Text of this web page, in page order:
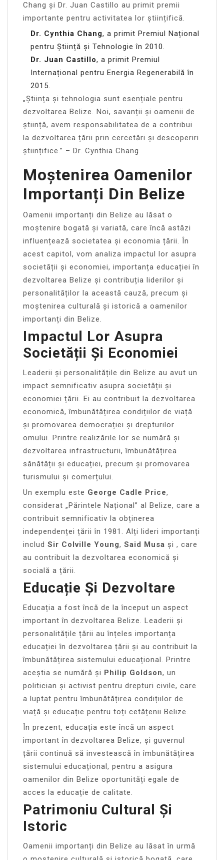
Chang și Dr. Juan Castillo au primit premii
importante pentru activitatea lor științifică.
Dr. Cynthia Chang, a primit Premiul Național
pentru Știință și Tehnologie în 2010.
Dr. Juan Castillo, a primit Premiul
Internațional pentru Energia Regenerabilă în
2015.
„Știința și tehnologia sunt esențiale pentru
dezvoltarea Belize. Noi, savanții și oamenii de
știință, avem responsabilitatea de a contribui
la dezvoltarea țării prin cercetări și descoperiri
științifice.” – Dr. Cynthia Chang
Moștenirea Oamenilor
Importanți Din Belize
Oamenii importanți din Belize au lăsat o
moștenire bogată și variată, care încă astăzi
influențează societatea și economia țării. În
acest capitol, vom analiza impactul lor asupra
societății și economiei, importanța educației în
dezvoltarea Belize și contribuția liderilor și
personalităților la această cauză, precum și
moștenirea culturală și istorică a oamenilor
importanți din Belize.
Impactul Lor Asupra
Societății Și Economiei
Leaderii și personalitățile din Belize au avut un
impact semnificativ asupra societății și
economiei țării. Ei au contribuit la dezvoltarea
economică, îmbunătățirea condițiilor de viață
și promovarea democrației și drepturilor
omului. Printre realizările lor se numără și
dezvoltarea infrastructurii, îmbunătățirea
sănătății și educației, precum și promovarea
turismului și comerțului.
Un exemplu este George Cadle Price,
considerat „Părintele Național” al Belize, care a
contribuit semnificativ la obținerea
independenței țării în 1981. Alți lideri importanți
includ Sir Colville Young, Said Musa și , care
au contribuit la dezvoltarea economică și
socială a țării.
Educație Și Dezvoltare
Educația a fost încă de la început un aspect
important în dezvoltarea Belize. Leaderii și
personalitățile țării au înțeles importanța
educației în dezvoltarea țării și au contribuit la
îmbunătățirea sistemului educațional. Printre
aceștia se numără și Philip Goldson, un
politician și activist pentru drepturi civile, care
a luptat pentru îmbunătățirea condițiilor de
viață și educație pentru toți cetățenii Belize.
În prezent, educația este încă un aspect
important în dezvoltarea Belize, și guvernul
țării continuă să investească în îmbunătățirea
sistemului educațional, pentru a asigura
oamenilor din Belize oportunități egale de
acces la educație de calitate.
Patrimoniu Cultural Și
Istoric
Oamenii importanți din Belize au lăsat în urmă